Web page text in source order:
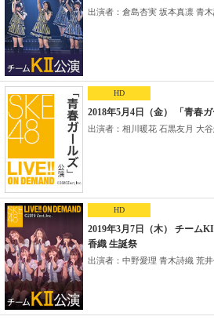
出演者：倉島杏実 坂本真凛 青木
HD
2018年5月4日（金） 「青春
出演者：相川暖花 石黒友月 大谷
HD
2019年3月7日（木） チーム
香織 生誕祭
出演者：中野愛理 青木詩織 荒井